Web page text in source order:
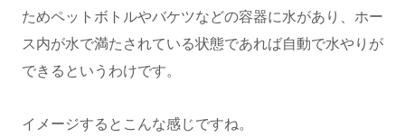
ためペットボトルやバケツなどの容器に水があり、ホー
ス内が水で満たされている状態であれば自動で水やりが
できるというわけです。
イメージするとこんな感じですね。